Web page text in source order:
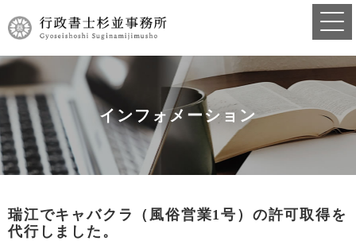
インフォメーション
瑞江でキャバクラ（風俗営業1号）の許可取得を
代行しました。